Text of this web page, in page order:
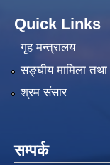
Quick Links
गृह मन्त्रालय
सङ्‍घीय मामिला तथा
श्रम संसार
सम्पर्क